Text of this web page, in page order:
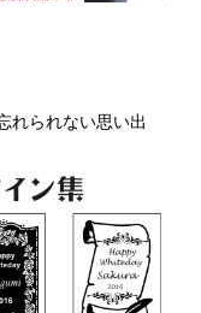
れられない思い出